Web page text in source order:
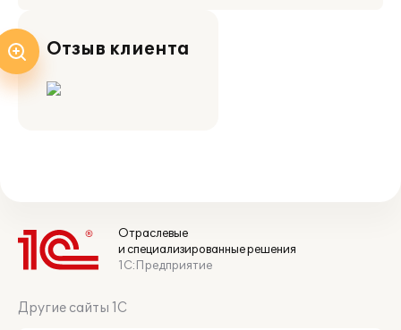
Отзыв клиента
Отраслевые
и специализированные решения
1С:Предприятие
Другие сайты 1С